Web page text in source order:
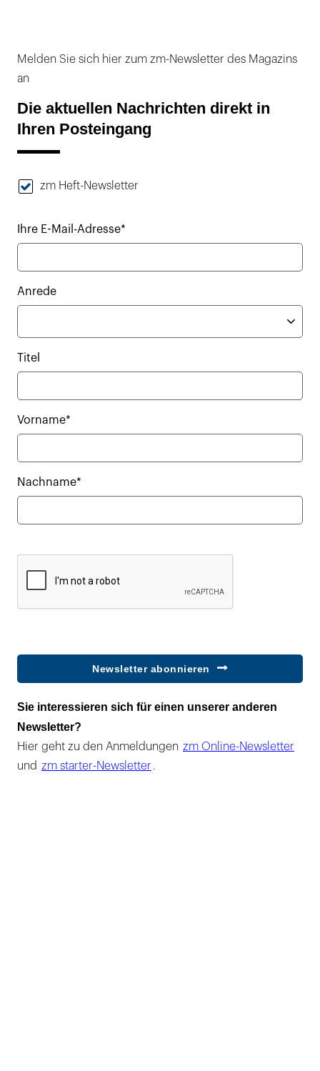
Melden Sie sich hier zum zm-Newsletter des Magazins
an
Die aktuellen Nachrichten direkt in
Ihren Posteingang
zm Heft-Newsletter
Ihre E-Mail-Adresse*
Anrede
Titel
Vorname*
Nachname*
Newsletter abonnieren
Sie interessieren sich für einen unserer anderen
Newsletter?
Hier geht zu den Anmeldungen zm Online-Newsletter
und zm starter-Newsletter .